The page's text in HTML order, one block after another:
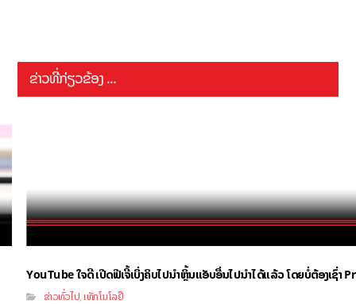
ຂ່າວທີ່ກ່ຽວຂ້ອງ ...
YouTube ໃຈດີ ເປີດຟີເຈີ້ເບິ່ງຄິບໄປນຳຫຼິ້ນແອັບອື່ນໄປນຳໄດ້ແລ້ວ ໂດຍບໍ່ຕ້ອງເຊົ່າ
ຂ່າວທົ່ວໄປ ,ເທັກໂນໂລຢີ